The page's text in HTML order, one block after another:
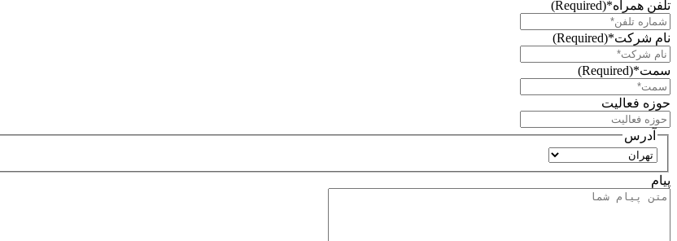
تلفن همراه*(Required)
نام شرکت*(Required)
سمت*(Required)
حوزه فعالیت
آدرس
استان
پیام